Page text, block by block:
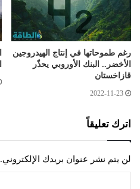
رغم طموحاتها في إنتاج الهيدروجين
الأخضر.. البنك الأوروبي يحذّر
قازاخستان
2022-11-23
اترك تعليقاً
لن يتم نشر عنوان بريدك الإلكتروني.